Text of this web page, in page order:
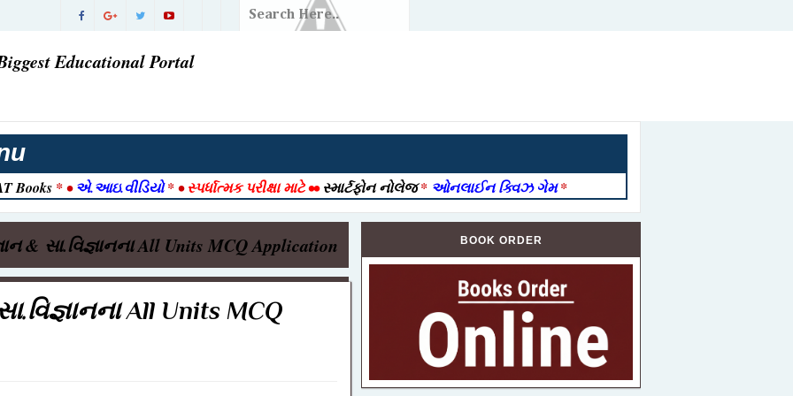
|
ગઈ
2026
આવી ગઈ
ભરતી
નમૂનો
Educational Portal
Books * •એ.આઇ.વીડિયો* •સ્પર્ધાત્મક પરીક્ષા માટે••સ્માર્ટફોન નોલેજ* ઓનલાઈન ક્વિઝ ગેમ*
& સા.વિજ્ઞાનના All Units MCQ Application
All Units MCQ
BOOK ORDER